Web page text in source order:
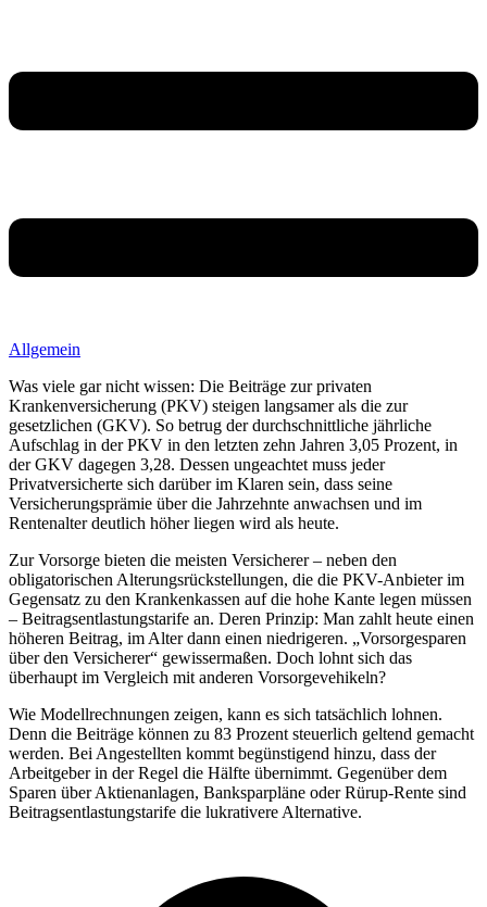
Allgemein
Was viele gar nicht wissen: Die Beiträge zur privaten
Krankenversicherung (PKV) steigen langsamer als die zur
gesetzlichen (GKV). So betrug der durchschnittliche jährliche
Aufschlag in der PKV in den letzten zehn Jahren 3,05 Prozent, in
der GKV dagegen 3,28. Dessen ungeachtet muss jeder
Privatversicherte sich darüber im Klaren sein, dass seine
Versicherungsprämie über die Jahrzehnte anwachsen und im
Rentenalter deutlich höher liegen wird als heute.
Zur Vorsorge bieten die meisten Versicherer – neben den
obligatorischen Alterungsrückstellungen, die die PKV-Anbieter im
Gegensatz zu den Krankenkassen auf die hohe Kante legen müssen
– Beitragsentlastungstarife an. Deren Prinzip: Man zahlt heute einen
höheren Beitrag, im Alter dann einen niedrigeren. „Vorsorgesparen
über den Versicherer“ gewissermaßen. Doch lohnt sich das
überhaupt im Vergleich mit anderen Vorsorgevehikeln?
Wie Modellrechnungen zeigen, kann es sich tatsächlich lohnen.
Denn die Beiträge können zu 83 Prozent steuerlich geltend gemacht
werden. Bei Angestellten kommt begünstigend hinzu, dass der
Arbeitgeber in der Regel die Hälfte übernimmt. Gegenüber dem
Sparen über Aktienanlagen, Banksparpläne oder Rürup-Rente sind
Beitragsentlastungstarife die lukrativere Alternative.